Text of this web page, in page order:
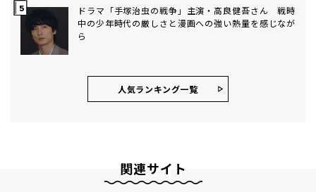
ドラマ「手塚治虫の戦争」主演・高良健吾さん 戦時
中の少年時代の厳しさと漫画への強い熱量を感じなが
ら
人気ランキング⼀覧
関連サイト